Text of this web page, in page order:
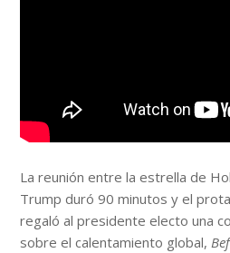
La reunión entre la estrella de
Trump duró 90 minutos y el
regaló al presidente electo una
sobre el calentamiento global,